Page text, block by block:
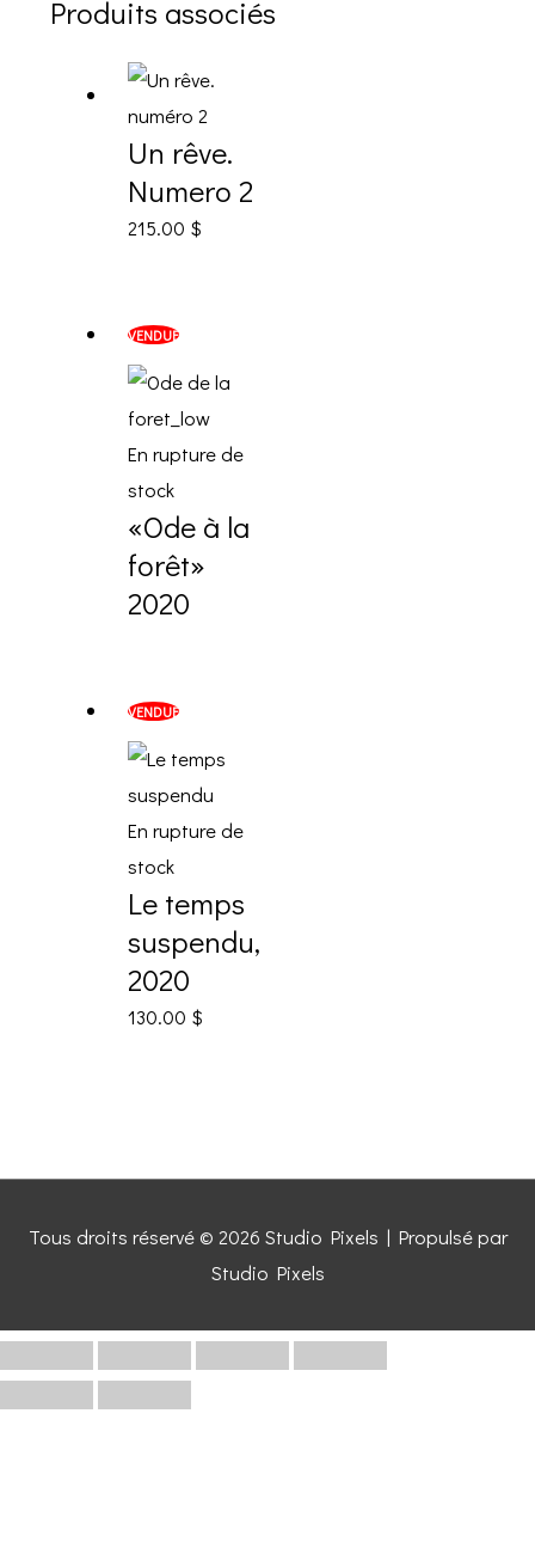
Produits associés
Un rêve.
Numero 2
215.00 $
VENDUE
En rupture de
stock
«Ode à la
forêt»
2020
VENDUE
En rupture de
stock
Le temps
suspendu,
2020
130.00 $
Tous droits réservé © 2026 Studio Pixels | Propulsé par
Studio Pixels